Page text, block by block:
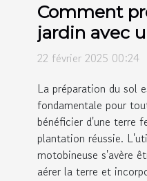
Comment
jardin avec
motobineuse
22 février 2025 00:24
La préparation du sol
fondamentale pour
bénéficier d'une terre
plantation réussie.
motobineuse s'avère
aérer la terre et